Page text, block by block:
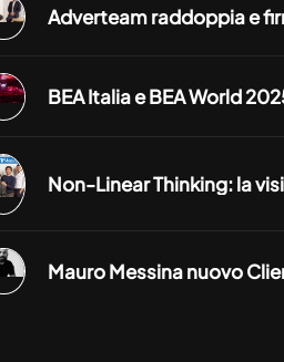
Mauro Messina nuovo